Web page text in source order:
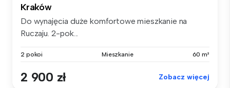
Kraków
Do wynajęcia duże komfortowe mieszkanie na
Ruczaju. 2-pok...
2 pokoi Mieszkanie 60 m²
2 900 zł Zobacz więcej